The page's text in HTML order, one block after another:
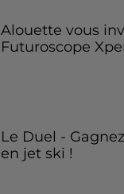
Alouette vous
Futuroscope
Le Duel -
en jet ski !